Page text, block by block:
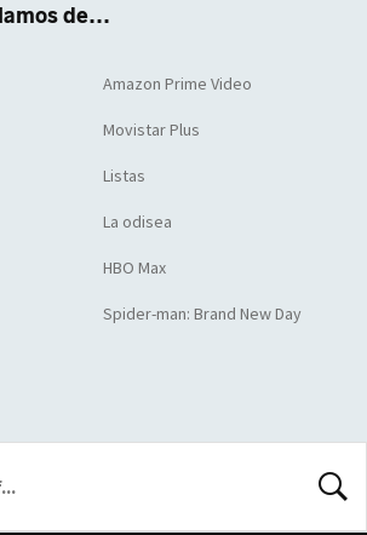
de...
Amazon Prime Video
Movistar Plus
Listas
La odisea
HBO Max
Spider-man: Brand New Day